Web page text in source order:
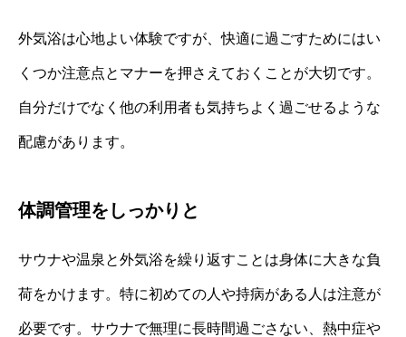
外気浴は心地よい体験ですが、快適に過ごすためにはい
くつか注意点とマナーを押さえておくことが大切です。
自分だけでなく他の利用者も気持ちよく過ごせるような
配慮があります。
体調管理をしっかりと
サウナや温泉と外気浴を繰り返すことは身体に大きな負
荷をかけます。特に初めての人や持病がある人は注意が
必要です。サウナで無理に長時間過ごさない、熱中症や